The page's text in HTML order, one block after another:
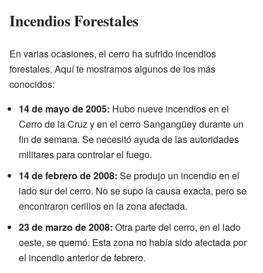
Incendios Forestales
En varias ocasiones, el cerro ha sufrido incendios
forestales. Aquí te mostramos algunos de los más
conocidos:
14 de mayo de 2005: Hubo nueve incendios en el
Cerro de la Cruz y en el cerro Sangangüey durante un
fin de semana. Se necesitó ayuda de las autoridades
militares para controlar el fuego.
14 de febrero de 2008: Se produjo un incendio en el
lado sur del cerro. No se supo la causa exacta, pero se
encontraron cerillos en la zona afectada.
23 de marzo de 2008: Otra parte del cerro, en el lado
oeste, se quemó. Esta zona no había sido afectada por
el incendio anterior de febrero.